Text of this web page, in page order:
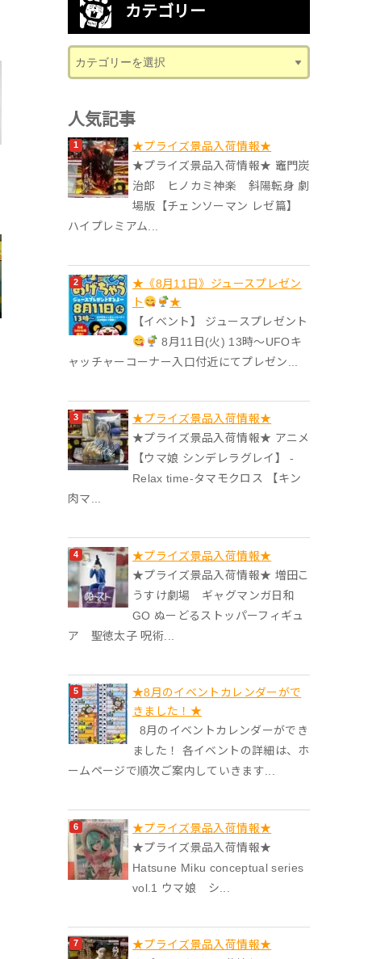
カテゴリー
人気記事
★プライズ景品入荷情報★
★プライズ景品入荷情報★ 竈門炭
治郎 ヒノカミ神楽 斜陽転身 劇
場版【チェンソーマン レゼ篇】
ハイプレミアム...
★《8月11日》ジュースプレゼン
ト
★
【イベント】 ジュースプレゼント
8月11日(火) 13時〜UFOキ
ャッチャーコーナー入口付近にてプレゼン...
★プライズ景品入荷情報★
★プライズ景品入荷情報★ アニメ
【ウマ娘 シンデレラグレイ】 -
Relax time-タマモクロス 【キン
肉マ...
★プライズ景品入荷情報★
★プライズ景品入荷情報★ 増田こ
うすけ劇場 ギャグマンガ日和
GO ぬーどるストッパーフィギュ
ア 聖徳太子 呪術...
★8月のイベントカレンダーがで
きました！★
8月のイベントカレンダーができ
ました！ 各イベントの詳細は、ホ
ームページで順次ご案内していきます...
★プライズ景品入荷情報★
★プライズ景品入荷情報★
Hatsune Miku conceptual series
vol.1 ウマ娘 シ...
★プライズ景品入荷情報★